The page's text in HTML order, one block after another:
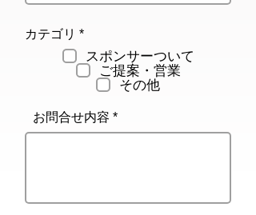
カテゴリ *必
項
目
スポンサーついて
ご提案・営業
その他
お問合せ内容